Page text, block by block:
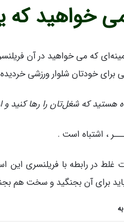
خواهید
که می خواهید در آن
برای خودتان شلوار ورزشی
که شغل‌تان را رها کنید و
، اشتباه است .
غلط در رابطه با فریلنسری این
برای آن بجنگید و سخت هم